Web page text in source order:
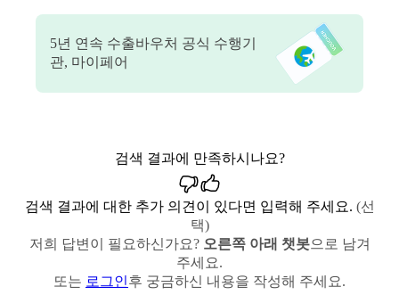
5년 연속 수출바우처 공식 수행기
관, 마이페어
검색 결과에 만족하시나요?
검색 결과에 대한 추가 의견이 있다면 입력해 주세요. (선
택)
저희 답변이 필요하신가요? 오른쪽 아래 챗봇으로 남겨
주세요.
또는 로그인후 궁금하신 내용을 작성해 주세요.